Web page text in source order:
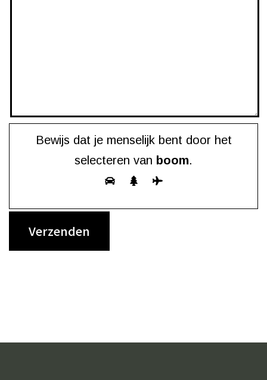
Bewijs dat je menselijk bent door het
selecteren van boom.